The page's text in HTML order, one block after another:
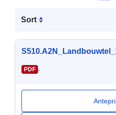
Sort
PDF -